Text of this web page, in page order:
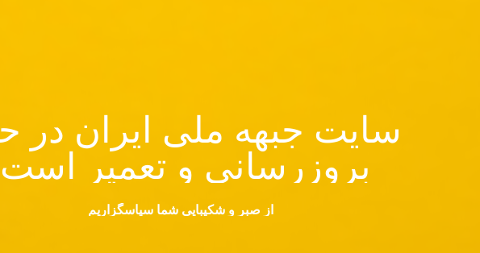
سایت جبهه ملی ایران در
بروزرسانی و تعمیر
از صبر و شکیبایی شما سپاسگزاریم